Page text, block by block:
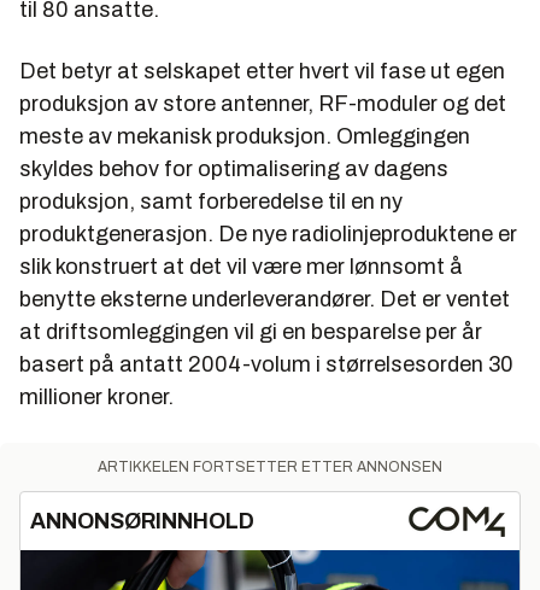
til 80 ansatte.
Det betyr at selskapet etter hvert vil fase ut egen
produksjon av store antenner, RF-moduler og det
meste av mekanisk produksjon. Omleggingen
skyldes behov for optimalisering av dagens
produksjon, samt forberedelse til en ny
produktgenerasjon. De nye radiolinjeproduktene er
slik konstruert at det vil være mer lønnsomt å
benytte eksterne underleverandører. Det er ventet
at driftsomleggingen vil gi en besparelse per år
basert på antatt 2004-volum i størrelsesorden 30
millioner kroner.
ARTIKKELEN FORTSETTER ETTER ANNONSEN
ANNONSØRINNHOLD